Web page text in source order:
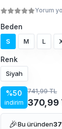
Yorum
Beden
S M L
Renk
Siyah
%50
indirim
741,99 TL
370,99
🎉Bu üründen